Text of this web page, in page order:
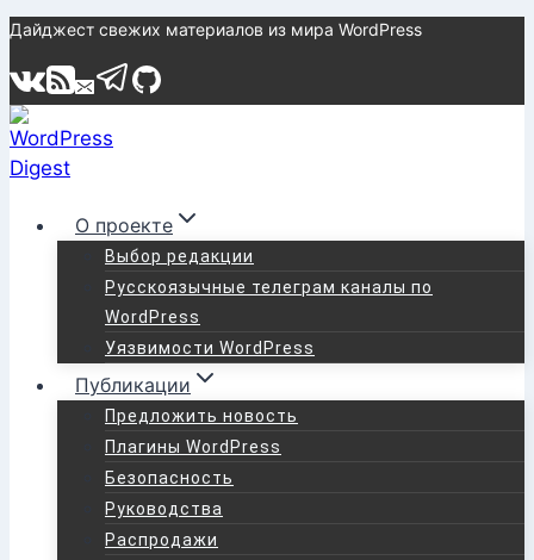
Перейти
содержимому
Дайджест свежих материалов из мира WordPress
О проекте
Выбор редакции
Русскоязычные телеграм каналы по
WordPress
Уязвимости WordPress
Публикации
Предложить новость
Плагины WordPress
Безопасность
Руководства
Распродажи